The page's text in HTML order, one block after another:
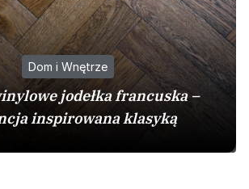
Dom i Wnętrze
jodełka francuska –
inspirowana klasyką